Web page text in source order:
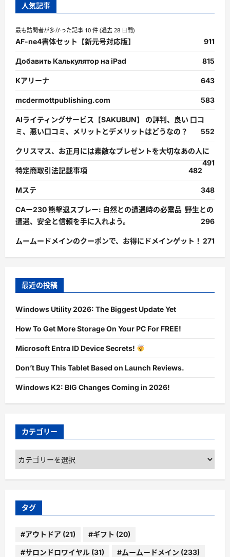
人気記事
最も訪問者が多かった記事 10 件 (過去 28 日間)
AF-ne4書体セット【新元号対応版】 911
Добавить Калькулятор на iPad 815
Kアリーナ 643
mcdermottpublishing.com 583
AIライティングサービス【SAKUBUN】 の評判、良い 口コ
ミ、悪い口コミ、メリットとデメリットはどうなの？
552
クリスマス、お正月には素敵なプレゼントを大切なあの人に
491
特定商取引法記載事項
482
Mステ 348
CAー230 熊撃退スプレー: 自然との遭遇時の必需品 野生との
遭遇、安全と信頼を手に入れよう。
296
ムームードメインのクーポンで、お得にドメインゲット！ 271
最近の投稿
Windows Utility 2026: The Biggest Update Yet
How To Get More Storage On Your PC For FREE!
Microsoft Entra ID Device Secrets!
Don’t Buy This Tablet Based on Launch Reviews.
Windows K2: BIG Changes Coming in 2026!
カテゴリー
カ
ゴ
ー
タグ
#アウトドア (21) #ギフト (20)
#サロンドロワイヤル (31) #ムームードメイン (233)